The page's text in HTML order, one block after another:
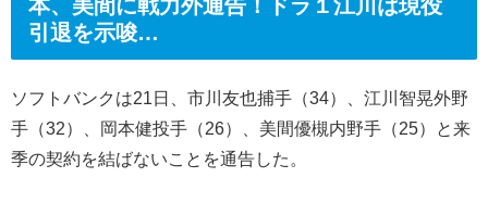
本、美間に戦力外通告！ドラ１江川は現役
引退を示唆…
ソフトバンクは21日、市川友也捕手（34）、江川智晃外野
手（32）、岡本健投手（26）、美間優槻内野手（25）と来
季の契約を結ばないことを通告した。